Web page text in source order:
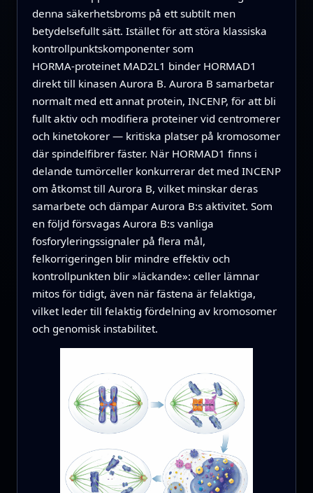
denna säkerhetsbroms på ett subtilt men
betydelsefullt sätt. Istället för att störa klassiska
kontrollpunktskomponenter som
HORMA‑proteinet MAD2L1 binder HORMAD1
direkt till kinasen Aurora B. Aurora B samarbetar
normalt med ett annat protein, INCENP, för att bli
fullt aktiv och modifiera proteiner vid centromerer
och kinetokorer — kritiska platser på kromosomer
där spindelfibrer fäster. När HORMAD1 finns i
delande tumörceller konkurrerar det med INCENP
om åtkomst till Aurora B, vilket minskar deras
samarbete och dämpar Aurora B:s aktivitet. Som
en följd försvagas Aurora B:s vanliga
fosforyleringssignaler på flera mål,
felkorrigeringen blir mindre effektiv och
kontrollpunkten blir »läckande»: celler lämnar
mitos för tidigt, även när fästena är felaktiga,
vilket leder till felaktig fördelning av kromosomer
och genomisk instabilitet.